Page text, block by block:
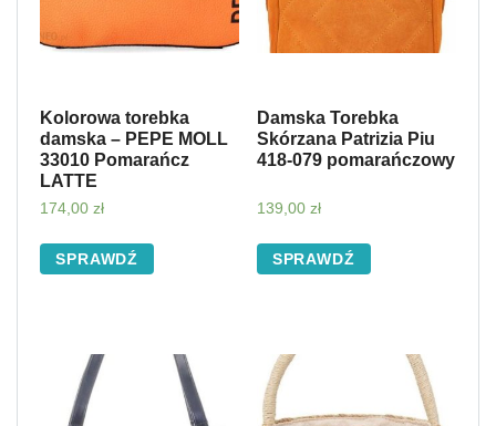
Kolorowa torebka
damska – PEPE MOLL
33010 Pomarańcz
LATTE
174,00 zł
SPRAWDŹ
Damska Torebka
Skórzana Patrizia Piu
418-079 pomarańczowy
139,00 zł
SPRAWDŹ